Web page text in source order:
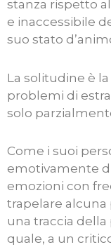
stanza rispetto
e inaccessibile
suo stato
La solitudine è
problemi di
solo
Come i suoi
emotivamente
emozioni con
trapelare alcuna
una traccia della
quale, a un